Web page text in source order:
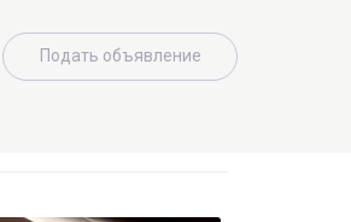
Подать объявление